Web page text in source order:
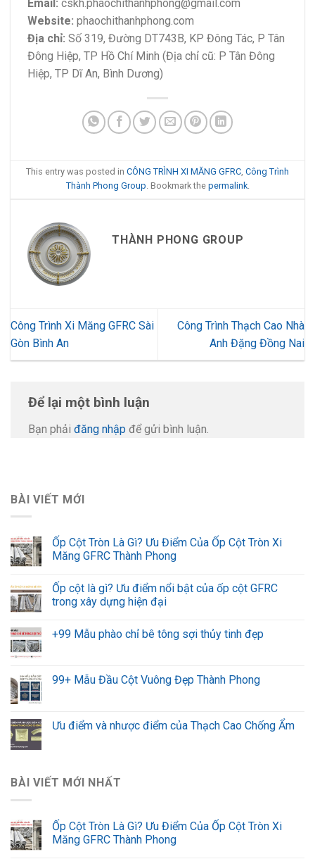
Email: cskh.phaochithanhphong@gmail.com
Website: phaochithanhphong.com
Địa chỉ: Số 319, Đường DT743B, KP Đông Tác, P Tân
Đông Hiệp, TP Hồ Chí Minh (Địa chỉ cũ: P Tân Đông
Hiệp, TP Dĩ An, Bình Dương)
This entry was posted in CÔNG TRÌNH XI MĂNG GFRC, Công Trình
Thành Phong Group. Bookmark the permalink.
THÀNH PHONG GROUP
Công Trình Xi Măng GFRC Sài
Gòn Bình An
Công Trình Thạch Cao Nhà
Anh Đặng Đồng Nai
Để lại một bình luận
Bạn phải đăng nhập để gửi bình luận.
BÀI VIẾT MỚI
Ốp Cột Tròn Là Gì? Ưu Điểm Của Ốp Cột Tròn Xi
Măng GFRC Thành Phong
Ốp cột là gì? Ưu điểm nổi bật của ốp cột GFRC
trong xây dựng hiện đại
+99 Mẫu phào chỉ bê tông sợi thủy tinh đẹp
99+ Mẫu Đầu Cột Vuông Đẹp Thành Phong
Ưu điểm và nhược điểm của Thạch Cao Chống Ẩm
BÀI VIẾT MỚI NHẤT
Ốp Cột Tròn Là Gì? Ưu Điểm Của Ốp Cột Tròn Xi
Măng GFRC Thành Phong